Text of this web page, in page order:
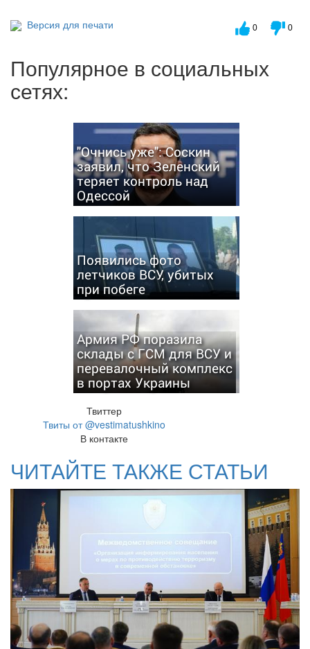
Версия для печати 0 0
Популярное в социальных
сетях:
"Очнись уже": Соскин
заявил, что Зеленский
теряет контроль над
Одессой
Появились фото
летчиков ВСУ, убитых
при побеге
Армия РФ поразила
склады с ГСМ для ВСУ и
перевалочный комплекс
в портах Украины
Твиттер
Твиты от @vestimatushkino
В контакте
ЧИТАЙТЕ ТАКЖЕ СТАТЬИ